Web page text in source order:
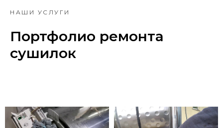
НАШИ УСЛУГИ
Портфолио ремонта
сушилок